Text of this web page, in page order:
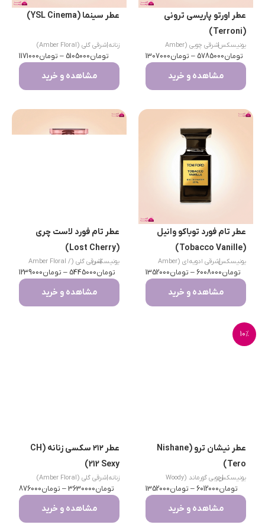
عطر اورتو پاریسی ترونی
(Terroni)
یونیسکس|
شرقی چوبی (Amber
Woody)
تومان5785000
– تومان1307000
مشاهده و خرید
عطر سینما (YSL Cinema)
زنانه شرقی گلی (Amber Floral)
تومان5105000
– تومان1171000
مشاهده و خرید
عطر تام فورد توباکو وانیل
(Tobacco Vanille)
یونیسکس
|
شرقی ادویه‌ای (Amber
Spicy) تومان6008000
– تومان1352000
مشاهده و خرید
عطر تام فورد لاست چری
(Lost Cherry)
یونیسکس
|
شرقی گلی (Amber Floral /
Fruity Gourmand)تومان5445000
– تومان1239000
مشاهده و خرید
10%
عطر نیشان ترو (Nishane
Tero)
یونیسکس
|
چوبی گورماند (Woody
Gourmand)تومان6012000
– تومان1352000
مشاهده و خرید
عطر ۲۱۲ سکسی زنانه (CH
212 Sexy)
زنانه شرقی گلی (Amber Floral)
تومان3630000
– تومان876000
مشاهده و خرید